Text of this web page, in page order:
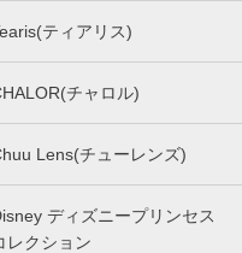
ティアリス)
チャロル)
Lens(チューレンズ)
ディズニープリンセス
レクション